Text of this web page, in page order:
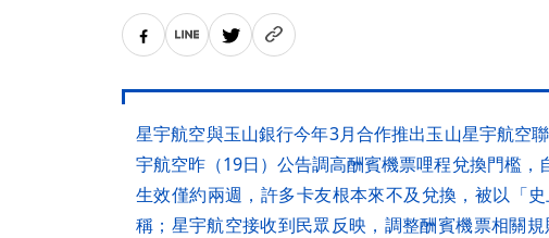
星宇航空與玉山銀行今年3月合作推出玉山星宇航空
宇航空昨（19日）公告調高酬賓機票哩程兌換門檻，
生效僅約兩週，許多卡友根本來不及兌換，被以「
稱；星宇航空接收到民眾反映，調整酬賓機票相關